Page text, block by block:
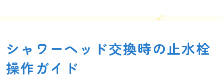
シャワーヘッド交換時の止水栓
操作ガイド